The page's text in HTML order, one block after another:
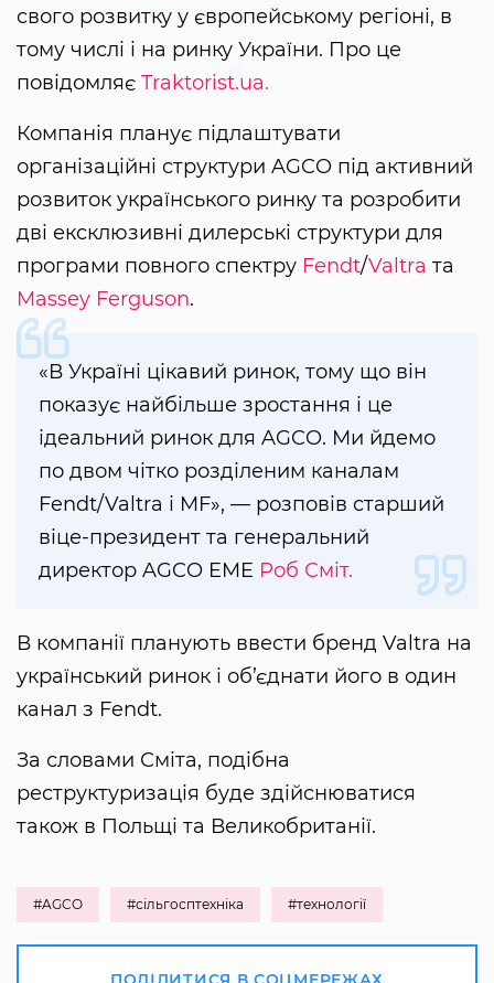
свого розвитку у європейському регіоні, в
тому числі і на ринку України. Про це
повідомляє Traktorist.ua.
Компанія планує підлаштувати
організаційні структури AGCO під активний
розвиток українського ринку та розробити
дві ексклюзивні дилерські структури для
програми повного спектру Fendt/Valtra та
Massey Ferguson.
«В Україні цікавий ринок, тому що він
показує найбільше зростання і це
ідеальний ринок для AGCO. Ми йдемо
по двом чітко розділеним каналам
Fendt/Valtra і MF», — розповів старший
віце-президент та генеральний
директор AGCO EME Роб Сміт.
В компанії планують ввести бренд Valtra на
український ринок і об’єднати його в один
канал з Fendt.
За словами Сміта, подібна
реструктуризація буде здійснюватися
також в Польщі та Великобританії.
#AGCO #сільгосптехніка #технології